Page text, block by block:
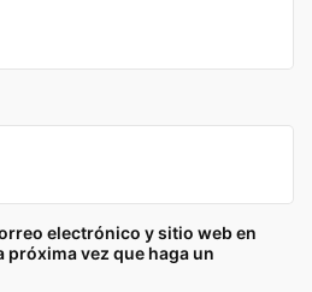
electrónico y sitio web en
próxima vez que haga un